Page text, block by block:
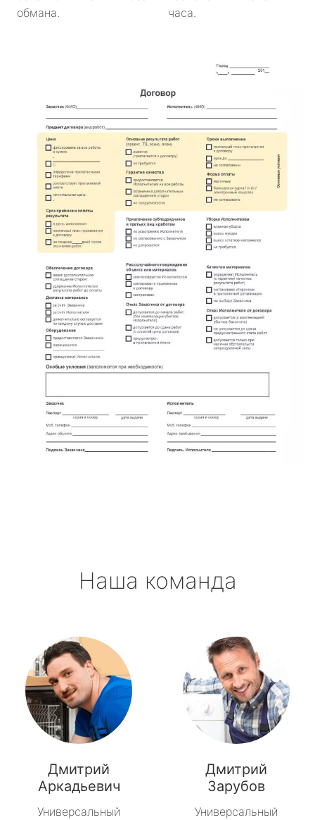
обмана.
часа.
Наша команда
Дмитрий
Аркадьевич
Универсальный
Дмитрий
Зарубов
Универсальный